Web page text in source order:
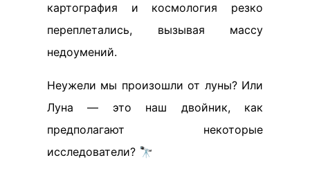
картография и космология резко
переплетались, вызывая массу
недоумений.
Неужели мы произошли от луны? Или
Луна — это наш двойник, как
предполагают некоторые
исследователи? 🔭